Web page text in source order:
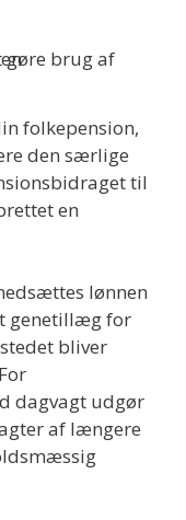
folkepension,
den særlige
til
en
lønnen
genetillæg for
bliver
dagvagt udgør
af længere